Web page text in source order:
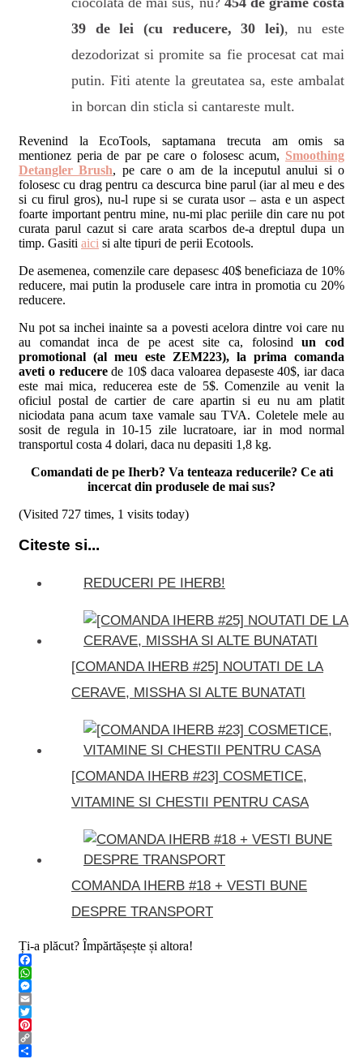
39 de lei (cu reducere, 30 lei), nu este
dezodorizat si promite sa fie procesat cat mai
putin. Fiti atente la greutatea sa, este ambalat
in borcan din sticla si cantareste mult.
Revenind la EcoTools, saptamana trecuta am omis sa
mentionez peria de par pe care o folosesc acum, Smoothing
Detangler Brush, pe care o am de la inceputul anului si o
folosesc cu drag pentru ca descurca bine parul (iar al meu e des
si cu firul gros), nu-l rupe si se curata usor – asta e un aspect
foarte important pentru mine, nu-mi plac periile din care nu pot
curata parul cazut si care arata scarbos de-a dreptul dupa un
timp. Gasiti aici si alte tipuri de perii Ecotools.
De asemenea, comenzile care depasesc 40$ beneficiaza de 10%
reducere, mai putin la produsele care intra in promotia cu 20%
reducere.
Nu pot sa inchei inainte sa a povesti acelora dintre voi care nu
au comandat inca de pe acest site ca, folosind un cod
promotional (al meu este ZEM223), la prima comanda
aveti o reducerede 10$ daca valoarea depaseste 40$, iar daca
este mai mica, reducerea este de 5$. Comenzile au venit la
oficiul postal de cartier de care apartin si eu nu am platit
niciodata pana acum taxe vamale sau TVA. Coletele mele au
sosit de regula in 10-15 zile lucratoare, iar in mod normal
transportul costa 4 dolari, daca nu depasiti 1,8 kg.
Comandati de pe Iherb? Va tenteaza reducerile? Ce ati
incercat din produsele de mai sus?
(Visited 727 times, 1 visits today)
Citeste si...
REDUCERI PE IHERB!
[COMANDA IHERB #25] NOUTATI DE LA
CERAVE, MISSHA SI ALTE BUNATATI
[COMANDA IHERB #23] COSMETICE,
VITAMINE SI CHESTII PENTRU CASA
COMANDA IHERB #18 + VESTI BUNE
DESPRE TRANSPORT
Ți-a plăcut? Împărtășește și altora!
Facebook
WhatsApp
Messenger
Email
Twitter
Pinterest
Copy